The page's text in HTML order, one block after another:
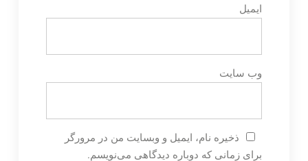
ایمیل
وب‌ سایت
ذخیره نام، ایمیل و وبسایت من در مرورگر
برای زمانی که دوباره دیدگاهی می‌نویسم.